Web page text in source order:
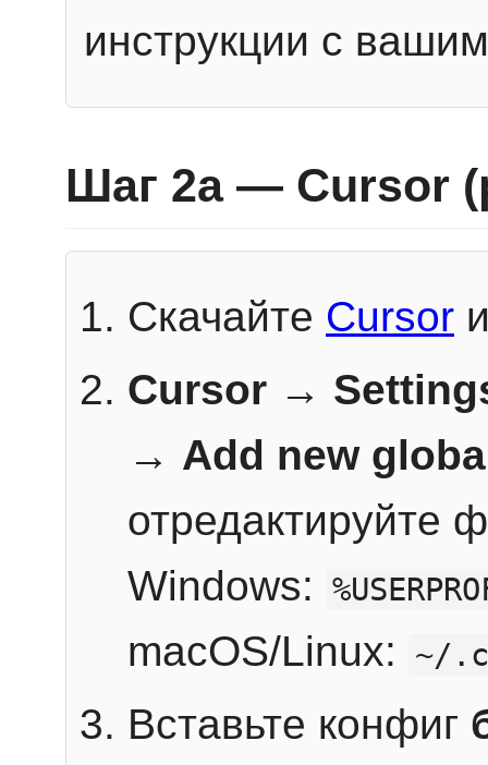
инструкции с
Шаг 2a — Cursor
Скачайте Cursor
Cursor →
→ Add new
отредактируйте
Windows:
macOS/Linux: ~/
Вставьте конфиг